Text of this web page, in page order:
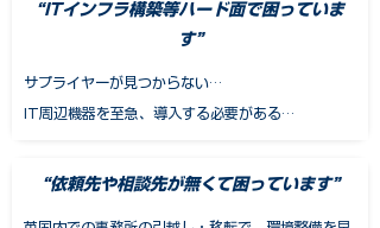
“ITインフラ構築等ハード面で困っていま
す”
サプライヤーが見つからない…
IT周辺機器を至急、導入する必要がある…
“依頼先や相談先が無くて困っています”